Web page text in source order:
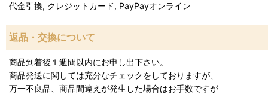
代金引換, クレジットカード, PayPayオンライン
返品・交換について
商品到着後１週間以内にお申し出下さい。
商品発送に関しては充分なチェックをしておりますが、
万一不良品、商品間違えが発生した場合はお手数ですが